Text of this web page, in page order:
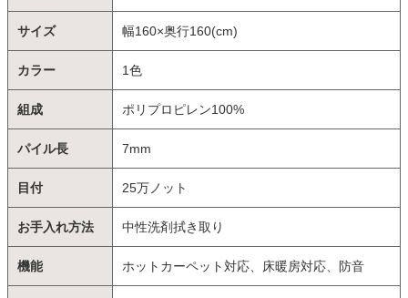
サイズ 幅160×奥行160(cm)
カラー 1色
組成 ポリプロピレン100%
パイル長 7mm
目付 25万ノット
お手入れ方法 中性洗剤拭き取り
機能 ホットカーペット対応、床暖房対応、防音